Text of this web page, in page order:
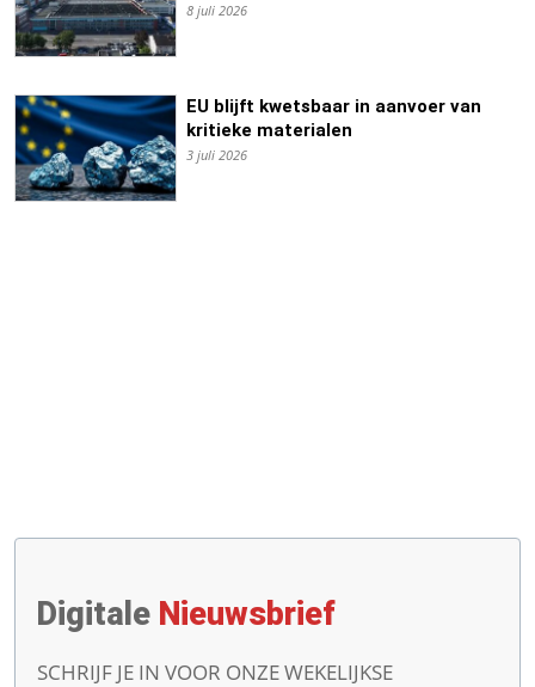
8 juli 2026
EU blijft kwetsbaar in aanvoer van
kritieke materialen
3 juli 2026
Digitale Nieuwsbrief
SCHRIJF JE IN VOOR ONZE WEKELIJKSE